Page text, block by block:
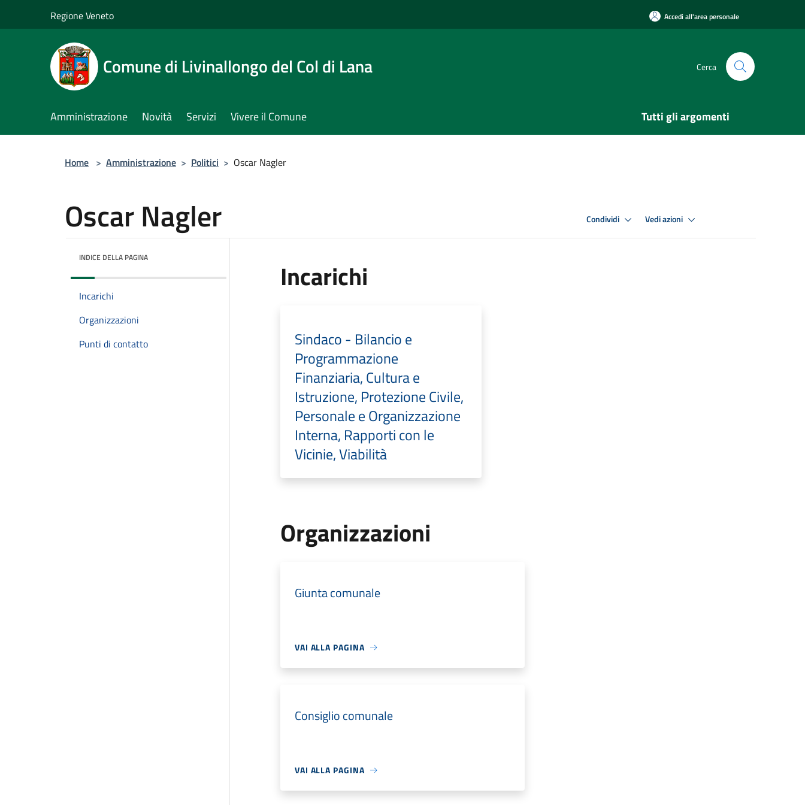
Regione Veneto Accedi all'area personale
Comune di Livinallongo del Col di Lana Cerca
Amministrazione Novità Servizi Vivere il Comune Tutti gli argomenti
Home > Amministrazione > Politici > Oscar Nagler
Oscar Nagler Condividi Vedi azioni
INDICE DELLA PAGINA
Incarichi
Organizzazioni
Punti di contatto
Incarichi
Sindaco - Bilancio e
Programmazione
Finanziaria, Cultura e
Istruzione, Protezione Civile,
Personale e Organizzazione
Interna, Rapporti con le
Vicinie, Viabilità
Organizzazioni
Giunta comunale
VAI ALLA PAGINA
Consiglio comunale
VAI ALLA PAGINA